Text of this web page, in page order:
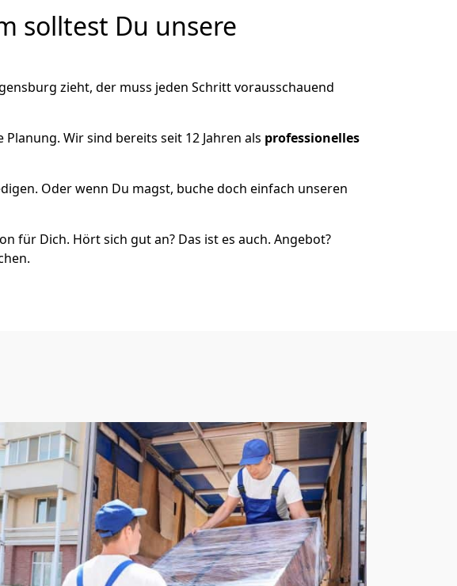
solltest Du unsere
zieht, der muss jeden Schritt vorausschauend
Wir sind bereits seit 12 Jahren als professionelles
Oder wenn Du magst, buche doch einfach unseren
für Dich. Hört sich gut an? Das ist es auch. Angebot?